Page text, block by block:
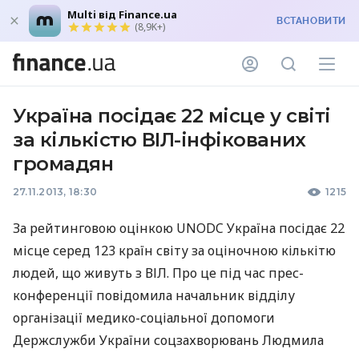
Multi від Finance.ua
(8,9K+) ВСТАНОВИТИ
Україна посідає 22 місце у світі
за кількістю ВІЛ-інфікованих
громадян
27.11.2013, 18:30 1215
За рейтинговою оцінкою UNODC Україна посідає 22
місце серед 123 країн світу за оціночною кількітю
людей, що живуть з ВІЛ. Про це під час прес-
конференції повідомила начальник відділу
організації медико-соціальної допомоги
Держслужби України соцзахворювань Людмила